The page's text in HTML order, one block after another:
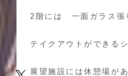
2階には 一面ガラス張
テイクアウトができる
展望施設には休憩場が